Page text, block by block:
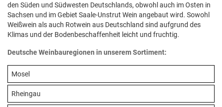
den Süden und Südwesten Deutschlands, obwohl auch im Osten in
Sachsen und im Gebiet Saale-Unstrut Wein angebaut wird. Sowohl
Weißwein als auch Rotwein aus Deutschland sind aufgrund des
Klimas und der Bodenbeschaffenheit leicht und fruchtig.
Deutsche Weinbauregionen in unserem Sortiment:
Mosel
Rheingau